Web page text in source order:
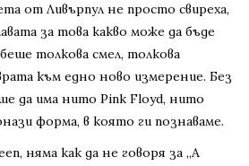
от Ливърпул не просто свиреха,
за това какво може да бъде
толкова смел, толкова
към едно ново измерение. Без
да има нито Pink Floyd, нито
форма, в която ги познаваме.
няма как да не говоря за „A